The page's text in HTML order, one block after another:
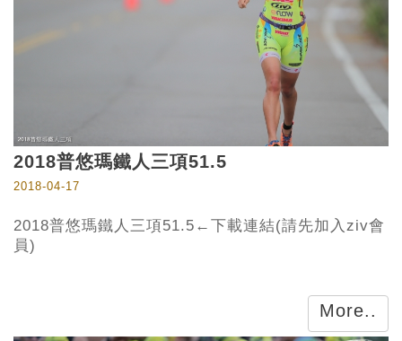
2018普悠瑪鐵人三項51.5
2018-04-17
2018普悠瑪鐵人三項51.5←下載連結(請先加入ziv會
員)
More..